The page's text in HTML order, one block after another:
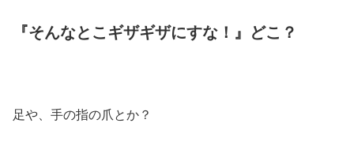
『そんなとこギザギザにすな！』どこ？
足や、手の指の爪とか？